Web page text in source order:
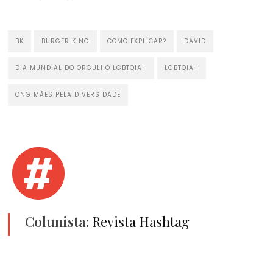
BK BURGER KING COMO EXPLICAR? DAVID
DIA MUNDIAL DO ORGULHO LGBTQIA+ LGBTQIA+
ONG MÃES PELA DIVERSIDADE
Colunista: Revista Hashtag